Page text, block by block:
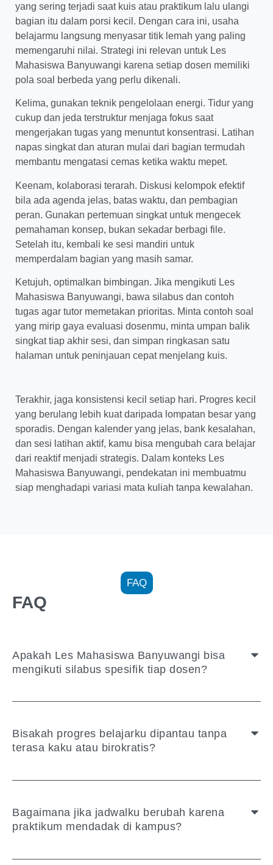
yang sering terjadi saat kuis atau praktikum lalu ulangi
bagian itu dalam porsi kecil. Dengan cara ini, usaha
belajarmu langsung menyasar titik lemah yang paling
memengaruhi nilai. Strategi ini relevan untuk Les
Mahasiswa Banyuwangi karena setiap dosen memiliki
pola soal berbeda yang perlu dikenali.
Kelima, gunakan teknik pengelolaan energi. Tidur yang
cukup dan jeda terstruktur menjaga fokus saat
mengerjakan tugas yang menuntut konsentrasi. Latihan
napas singkat dan aturan mulai dari bagian termudah
membantu mengatasi cemas ketika waktu mepet.
Keenam, kolaborasi terarah. Diskusi kelompok efektif
bila ada agenda jelas, batas waktu, dan pembagian
peran. Gunakan pertemuan singkat untuk mengecek
pemahaman konsep, bukan sekadar berbagi file.
Setelah itu, kembali ke sesi mandiri untuk
memperdalam bagian yang masih samar.
Ketujuh, optimalkan bimbingan. Jika mengikuti Les
Mahasiswa Banyuwangi, bawa silabus dan contoh
tugas agar tutor memetakan prioritas. Minta contoh soal
yang mirip gaya evaluasi dosenmu, minta umpan balik
singkat tiap akhir sesi, dan simpan ringkasan satu
halaman untuk peninjauan cepat menjelang kuis.
Terakhir, jaga konsistensi kecil setiap hari. Progres kecil
yang berulang lebih kuat daripada lompatan besar yang
sporadis. Dengan kalender yang jelas, bank kesalahan,
dan sesi latihan aktif, kamu bisa mengubah cara belajar
dari reaktif menjadi strategis. Dalam konteks Les
Mahasiswa Banyuwangi, pendekatan ini membuatmu
siap menghadapi variasi mata kuliah tanpa kewalahan.
FAQ
FAQ
Apakah Les Mahasiswa Banyuwangi bisa
mengikuti silabus spesifik tiap dosen?
Bisakah progres belajarku dipantau tanpa
terasa kaku atau birokratis?
Bagaimana jika jadwalku berubah karena
praktikum mendadak di kampus?